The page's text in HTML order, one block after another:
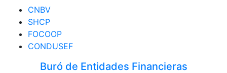
CNBV
SHCP
FOCOOP
CONDUSEF
Buró de Entidades Financieras